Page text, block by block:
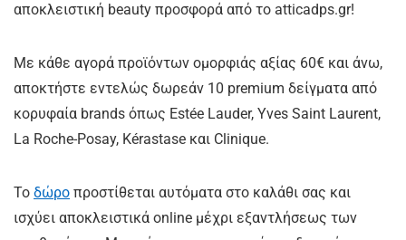
αποκλειστική beauty προσφορά από το atticadps.gr!
Με κάθε αγορά προϊόντων ομορφιάς αξίας 60€ και άνω,
αποκτήστε εντελώς δωρεάν 10 premium δείγματα από
κορυφαία brands όπως Estée Lauder, Yves Saint Laurent,
La Roche-Posay, Kérastase και Clinique.
Το δώρο προστίθεται αυτόματα στο καλάθι σας και
ισχύει αποκλειστικά online μέχρι εξαντλήσεως των